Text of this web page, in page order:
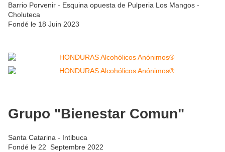
Barrio Porvenir - Esquina opuesta de Pulperia Los Mangos -
Choluteca
Fondé le 18 Juin 2023
Grupo "Bienestar Comun"
Santa Catarina - Intibuca
Fondé le 22 Septembre 2022